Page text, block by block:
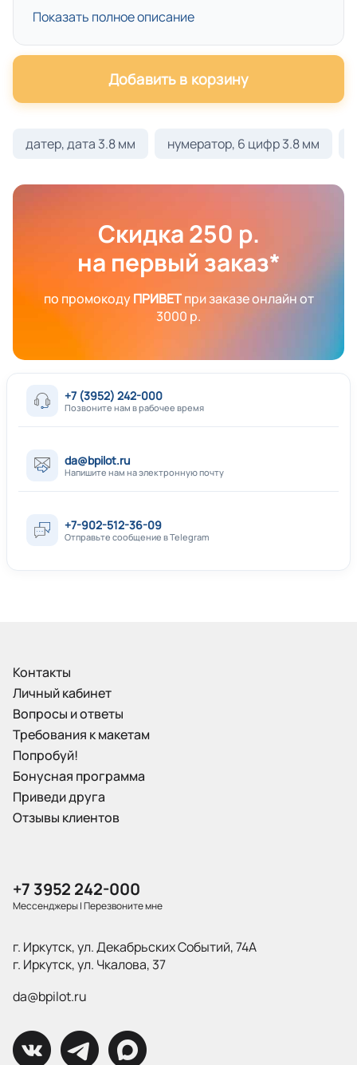
Показать полное описание
Добавить в корзину
датер, дата 3.8 мм нумератор, 6 цифр 3.8 мм
Скидка 250 р.
на первый заказ*
по промокодуПРИВЕТпри заказе онлайн от
3000 р.
+7 (3952) 242-000
Позвоните нам в рабочее время
da@bpilot.ru
Напишите нам на электронную почту
+7-902-512-36-09
Отправьте сообщение в Telegram
Контакты
Личный кабинет
Вопросы и ответы
Требования к макетам
Попробуй!
Бонусная программа
Приведи друга
Отзывы клиентов
+7 3952 242-000
Мессенджеры|Перезвоните мне
г. Иркутск, ул. Декабрьских Событий, 74А
г. Иркутск, ул. Чкалова, 37
da@bpilot.ru